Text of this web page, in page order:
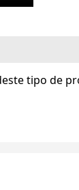
tipo de